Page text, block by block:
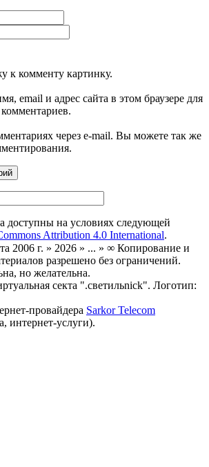
к комменту картинку.
email и адрес сайта в этом браузере для
через e-mail. Вы можете так же
доступны на условиях следующей
Attribution 4.0 International.
2006 г. » 2026 » ... » ∞ Копирование и
разрешено без ограничений.
но желательна.
секта ".светильnick". Логотип:
провайдера Sarkor Telecom
интернет-услуги).